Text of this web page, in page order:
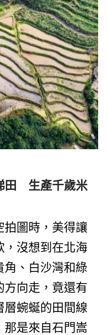
田 生產千歲米
拍圖時，美得讓
，沒想到在北海
角、白沙灣和綠
方向走，竟還有
層蜿蜒的田間線
那是來自石門嵩